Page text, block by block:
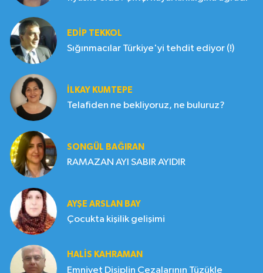
EDIP TEKKOL
Sığınmacılar Türkiye'yi tehdit ediyor (!)
İLKAY KUMTEPE
Telafiden ne bekliyoruz, ne buluruz?
SONGÜL BAĞIRAN
RAMAZAN AYI SABIR AYIDIR
AYŞE ARSLAN BAY
Çocukta kişilik gelişimi
HALIS KAHRAMAN
Emniyet Disiplin Cezalarının Tüzükle